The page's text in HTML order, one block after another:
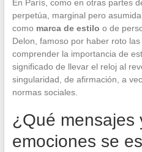
En París, como en otras partes
perpetúa, marginal pero
como marca de estilo o de
Delon, famoso por haber roto
comprender la importancia de
significado de llevar el reloj al
singularidad, de afirmación, a
normas sociales.
¿Qué mensajes
emociones se